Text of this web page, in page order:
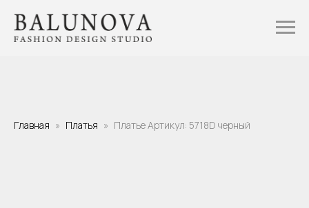
Главная Платья Платье Артикул: 5718D черный